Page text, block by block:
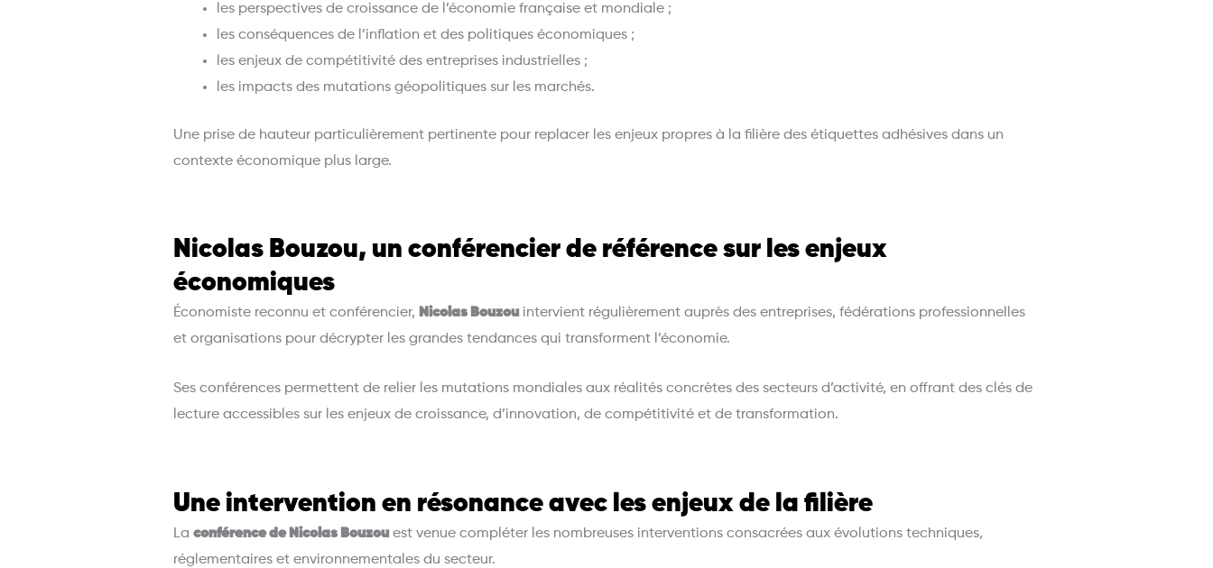
les perspectives de croissance de l’économie française et mondiale ;
les conséquences de l’inflation et des politiques économiques ;
les enjeux de compétitivité des entreprises industrielles ;
les impacts des mutations géopolitiques sur les marchés.
Une prise de hauteur particulièrement pertinente pour replacer les enjeux propres à la filière des étiquettes adhésives dans un
contexte économique plus large.
Nicolas Bouzou, un conférencier de référence sur les enjeux
économiques
Économiste reconnu et conférencier,Nicolas Bouzouintervient régulièrement auprès des entreprises, fédérations professionnelles
et organisations pour décrypter les grandes tendances qui transforment l’économie.
Ses conférences permettent de relier les mutations mondiales aux réalités concrètes des secteurs d’activité, en offrant des clés de
lecture accessibles sur les enjeux de croissance, d’innovation, de compétitivité et de transformation.
Une intervention en résonance avec les enjeux de la filière
Laconférence de Nicolas Bouzouest venue compléter les nombreuses interventions consacrées aux évolutions techniques,
réglementaires et environnementales du secteur.